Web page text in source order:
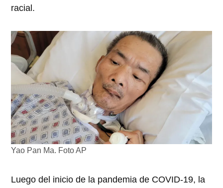
racial.
Yao Pan Ma. Foto AP
Luego del inicio de la pandemia de COVID-19, la